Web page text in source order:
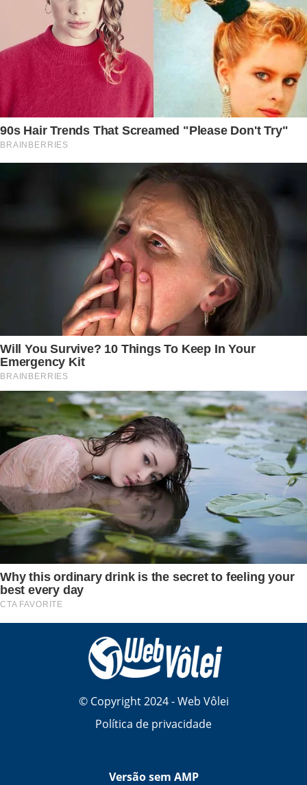
© Copyright 2024 - Web Vôlei
Política de privacidade
Versão sem AMP